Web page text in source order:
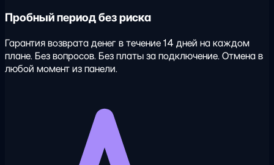
Пробный период без риска
Гарантия возврата денег в течение 14 дней на каждом
плане. Без вопросов. Без платы за подключение. Отмена в
любой момент из панели.